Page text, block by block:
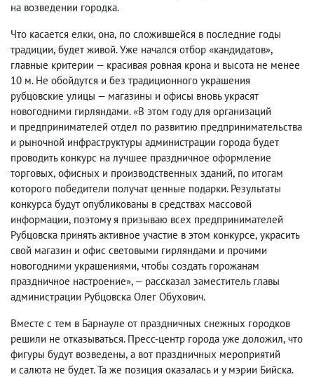
на возведении городка.
Что касается елки, она, по сложившейся в последние годы
традиции, будет живой. Уже начался отбор «кандидатов»,
главные критерии — красивая ровная крона и высота не менее
10 м. Не обойдутся и без традиционного украшения
рубцовские улицы — магазины и офисы вновь украсят
новогодними гирляндами. «В этом году для организаций
и предпринимателей отдел по развитию предпринимательства
и рыночной инфраструктуры администрации города будет
проводить конкурс на лучшее праздничное оформление
торговых, офисных и производственных зданий, по итогам
которого победители получат ценные подарки. Результаты
конкурса будут опубликованы в средствах массовой
информации, поэтому я призываю всех предпринимателей
Рубцовска принять активное участие в этом конкурсе, украсить
свой магазин и офис световыми гирляндами и прочими
новогодними украшениями, чтобы создать горожанам
праздничное настроение», — рассказал заместитель главы
администрации Рубцовска Олег Обухович.
Вместе с тем в Барнауле от праздничных снежных городков
решили не отказываться. Пресс-центр города уже доложил, что
фигуры будут возведены, а вот праздничных мероприятий
и салюта не будет. Та же позиция оказалась и у мэрии Бийска.